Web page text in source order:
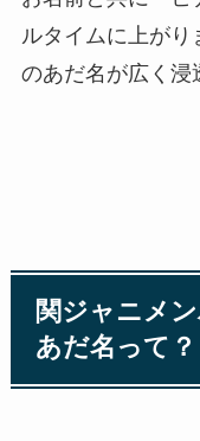
ルタイムに上がり
のあだ名が広く浸
関ジャニメ
あだ名って？